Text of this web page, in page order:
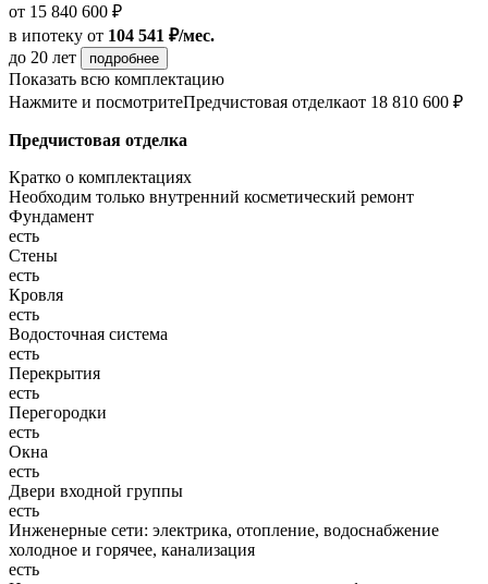
от 15 840 600 ₽
в ипотеку от 104 541 ₽/мес.
до 20 лет
подробнее
Показать всю комплектацию
Нажмите и посмотритеПредчистовая отделкаот 18 810 600 ₽
Предчистовая отделка
Кратко о комплектациях
Необходим только внутренний косметический ремонт
Фундамент
есть
Стены
есть
Кровля
есть
Водосточная система
есть
Перекрытия
есть
Перегородки
есть
Окна
есть
Двери входной группы
есть
Инженерные сети: электрика, отопление, водоснабжение
холодное и горячее, канализация
есть